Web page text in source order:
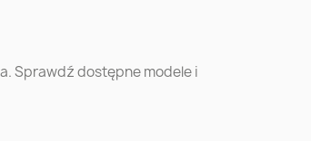
Żory Zawiercie
Sprawdź dostępne modele i